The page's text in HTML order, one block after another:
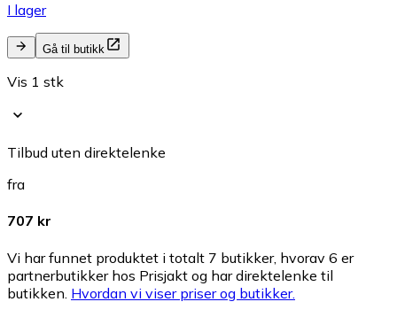
I lager
Gå til butikk
Vis 1 stk
Tilbud uten direktelenke
fra
707 kr
Vi har funnet produktet i totalt 7 butikker, hvorav 6 er
partnerbutikker hos Prisjakt og har direktelenke til
butikken. Hvordan vi viser priser og butikker.